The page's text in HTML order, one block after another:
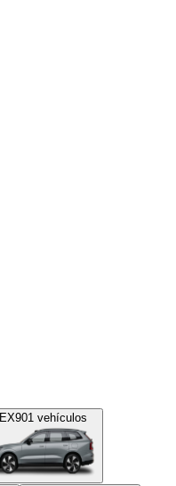
EX901vehículos